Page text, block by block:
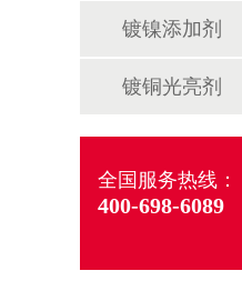
镀镍添加剂
镀铜光亮剂
全国服务热线：
400-698-6089